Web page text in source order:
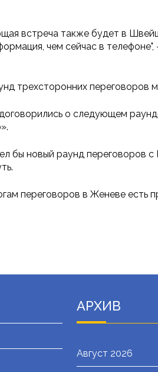
встреча также будет в
чем сейчас в
трехсторонних
о следующем
бы новый раунд переговоров
переговоров в Женеве
АРХИВ
Август 2026